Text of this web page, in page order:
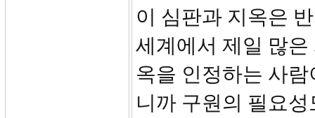
이 심판과 지옥은
세계에서 제일 많
옥을 인정하는 사
니까 구원의 필요